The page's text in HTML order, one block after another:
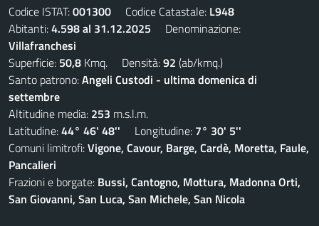
Codice ISTAT:001300 Codice Catastale: L948
Abitanti:4.598 al 31.12.2025 Denominazione:
Villafranchesi
Superficie: 50,8 Kmq. Densità:92 (ab/kmq.)
Santo patrono:Angeli Custodi - ultima domenica di
settembre
Altitudine media: 253 m.s.l.m.
Latitudine:44° 46' 48'' Longitudine: 7° 30' 5''
Comuni limitrofi:Vigone, Cavour, Barge, Cardè, Moretta, Faule,
Pancalieri
Frazioni e borgate: Bussi, Cantogno, Mottura, Madonna Orti,
San Giovanni, San Luca, San Michele, San Nicola